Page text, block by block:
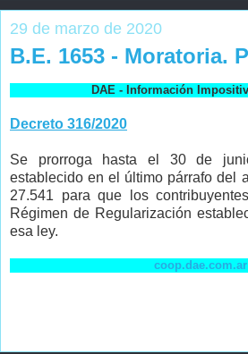
29 de marzo de 2020
B.E. 1653 - Moratoria.
DAE - Información
Decreto 316/2020
Se prorroga hasta el 30 de
establecido en el último párrafo del
27.541 para que los
Régimen de Regularización
esa ley.
coop.dae.com.ar